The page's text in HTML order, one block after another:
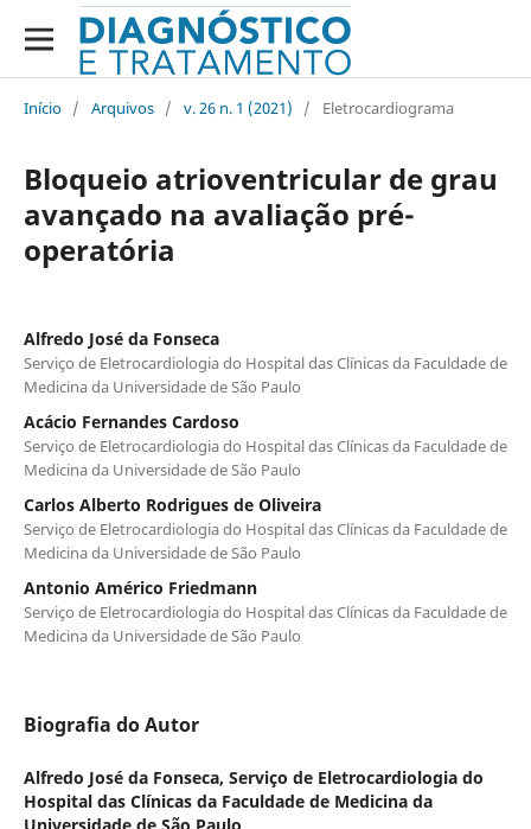
Início / Arquivos / v. 26 n. 1 (2021) / Eletrocardiograma
Bloqueio atrioventricular de grau
avançado na avaliação pré-
operatória
Alfredo José da Fonseca
Serviço de Eletrocardiologia do Hospital das Clínicas da Faculdade de
Medicina da Universidade de São Paulo
Acácio Fernandes Cardoso
Serviço de Eletrocardiologia do Hospital das Clínicas da Faculdade de
Medicina da Universidade de São Paulo
Carlos Alberto Rodrigues de Oliveira
Serviço de Eletrocardiologia do Hospital das Clínicas da Faculdade de
Medicina da Universidade de São Paulo
Antonio Américo Friedmann
Serviço de Eletrocardiologia do Hospital das Clínicas da Faculdade de
Medicina da Universidade de São Paulo
Biografia do Autor
Alfredo José da Fonseca, Serviço de Eletrocardiologia do
Hospital das Clínicas da Faculdade de Medicina da